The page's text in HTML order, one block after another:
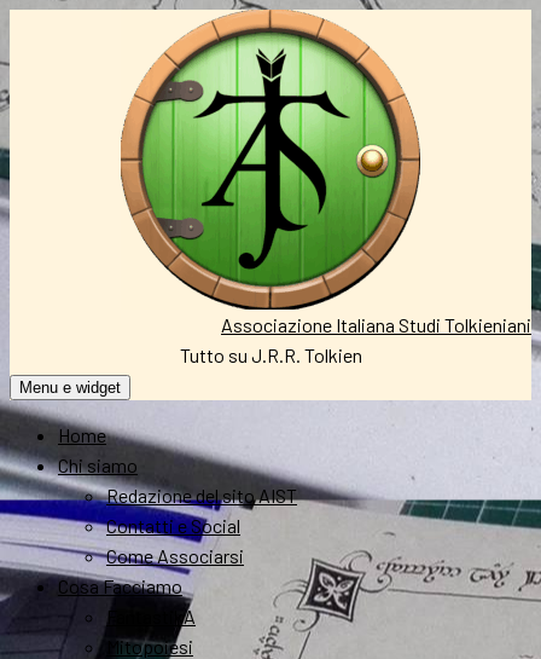
Associazione Italiana Studi Tolkieniani
Tutto su J.R.R. Tolkien
Menu e widget
Home
Chi siamo
Redazione del sito AIST
Contatti e Social
Come Associarsi
Cosa Facciamo
FantastikA
Mitopoiesi